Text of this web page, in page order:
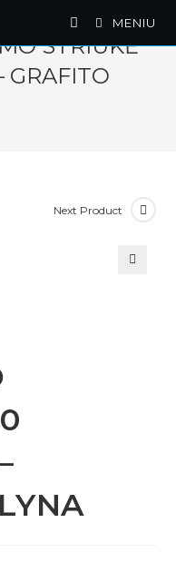
MENIU
STRIUKĖ
Next Product